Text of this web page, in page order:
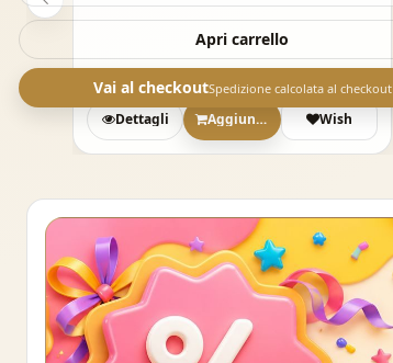
Apri carrello
Vai al checkoutSpedizione calcolata al checkout
Dettagli Aggiungi Wish